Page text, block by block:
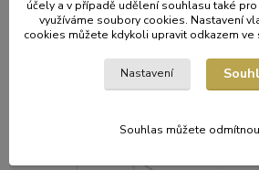
Související zboží 6
účely a v případě udělení souhlasu také
využíváme soubory cookies. Nastavení
cookies můžete kdykoli upravit odkazem ve
Nastavení
Souhlas můžete